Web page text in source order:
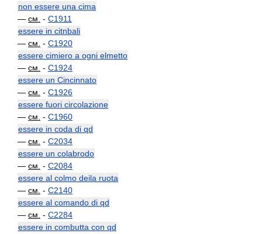
non essere una cima
— см. - C1911
essere in citnbali
— см. - C1920
essere cimiero a ogni elmetto
— см. - C1924
essere un Cincinnato
— см. - C1926
essere fuori circolazione
— см. - C1960
essere in coda di qd
— см. - C2034
essere un colabrodo
— см. - C2084
essere al colmo deila ruota
— см. - C2140
essere al comando di qd
— см. - C2284
essere in combutta con qd